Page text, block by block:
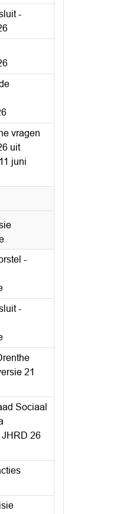
-
vragen
uit
juni
-
-
21
Sociaal
26